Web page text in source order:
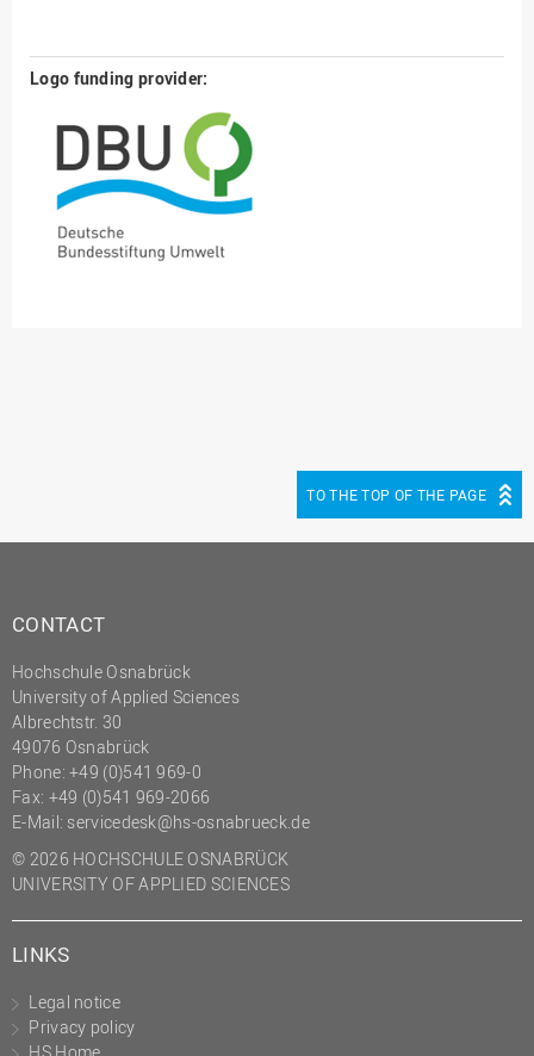
Logo funding provider:
TO THE TOP OF THE PAGE
CONTACT
Hochschule Osnabrück
University of Applied Sciences
Albrechtstr. 30
49076 Osnabrück
Phone: +49 (0)541 969-0
Fax: +49 (0)541 969-2066
E-Mail: servicedesk@hs-osnabrueck.de
© 2026 HOCHSCHULE OSNABRÜCK
UNIVERSITY OF APPLIED SCIENCES
LINKS
Legal notice
Privacy policy